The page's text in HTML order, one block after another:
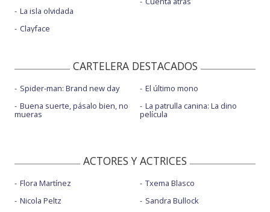
La isla olvidada
Clayface
CARTELERA DESTACADOS
Spider-man: Brand new day
Buena suerte, pásalo bien, no
mueras
El último mono
La patrulla canina: La dino
película
ACTORES Y ACTRICES
Flora Martínez
Nicola Peltz
Txema Blasco
Sandra Bullock